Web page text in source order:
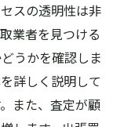
る
応
めに知ってお
スの透明性は非
業者を見つける
うかを確認しま
詳しく説明して
また、査定が顧